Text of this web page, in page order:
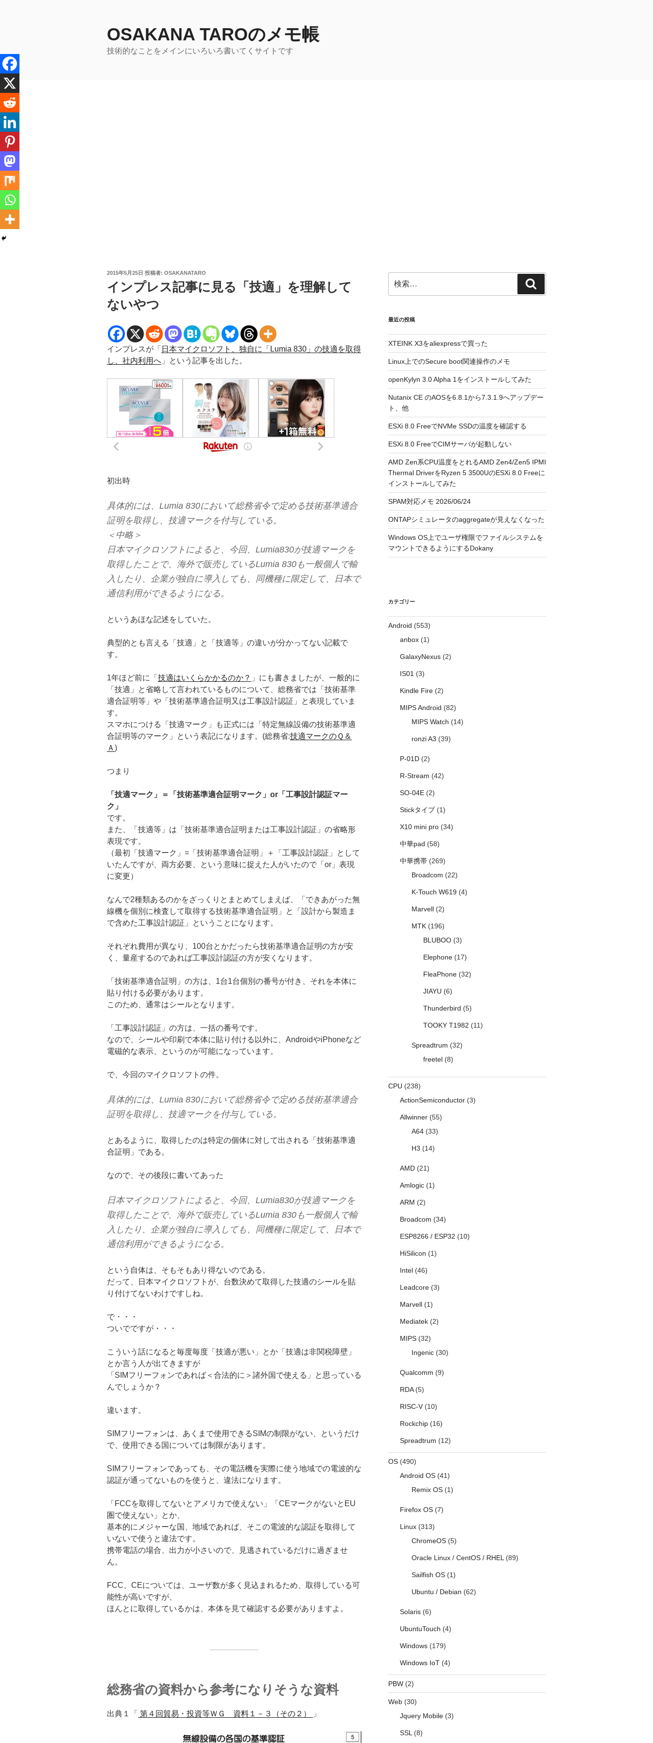
へ
ス
キ
プ
OSAKANA TAROのメモ帳
技術的なことをメインにいろいろ書いてくサイトです
投
日:
2015年5月25日 投稿者: OSAKANATARO
インプレス記事に見る「技適」を理解して
ないやつ
インプレスが「 日本マイクロソフト、独自に「Lumia 830」の技適を取得
し、社内利用へ 」という記事を出した。
初出時
具体的には、Lumia 830において総務省令で定める技術基準適合
証明を取得し、技適マークを付与している。
＜中略＞
日本マイクロソフトによると、今回、Lumia830が技適マークを
取得したことで、海外で販売しているLumia 830も一般個人で輸
入したり、企業が独自に導入しても、同機種に限定して、日本で
通信利用ができるようになる。
というあほな記述をしていた。
典型的とも言える「技適」と「技適等」の違いが分かってない記載で
す。
1年ほど前に「 技適はいくらかかるのか？ 」にも書きましたが、一般的に
「技適」と省略して言われているものについて、総務省では「技術基準
適合証明等」や「技術基準適合証明又は工事設計認証」と表現していま
す。
スマホにつける「技適マーク」も正式には「特定無線設備の技術基準適
合証明等のマーク」という表記になります。(総務省:技適マークのＱ＆
Ａ )
つまり
「技適マーク」＝「技術基準適合証明マーク」or「工事設計認証マー
ク」
です。
また、「技適等」は「技術基準適合証明または工事設計認証」の省略形
表現です。
（最初「技適マーク」=「技術基準適合証明」＋「工事設計認証」として
いたんですが、両方必要、という意味に捉えた人がいたので「or」表現
に変更）
なんで2種類あるのかをざっくりとまとめてしまえば、「できあがった無
線機を個別に検査して取得する技術基準適合証明」と「設計から製造ま
で含めた工事設計認証」ということになります。
それぞれ費用が異なり、100台とかだったら技術基準適合証明の方が安
く、量産するのであれば工事設計認証の方が安くなります。
「技術基準適合証明」の方は、1台1台個別の番号が付き、それを本体に
貼り付ける必要があります。
このため、通常はシールとなります。
「工事設計認証」の方は、一括の番号です。
なので、シールや印刷で本体に貼り付ける以外に、AndroidやiPhoneなど
電磁的な表示、というのが可能になっています。
で、今回のマイクロソフトの件。
具体的には、Lumia 830において総務省令で定める技術基準適合
証明を取得し、技適マークを付与している。
とあるように、取得したのは特定の個体に対して出される「技術基準適
合証明」である。
なので、その後段に書いてあった
日本マイクロソフトによると、今回、Lumia830が技適マークを
取得したことで、海外で販売しているLumia 830も一般個人で輸
入したり、企業が独自に導入しても、同機種に限定して、日本で
通信利用ができるようになる。
という自体は、そもそもあり得ないのである。
だって、日本マイクロソフトが、台数決めて取得した技適のシールを貼
り付けてないわけですしね。
で・・・
ついでですが・・・
こういう話になると毎度毎度「技適が悪い」とか「技適は非関税障壁」
とか言う人が出てきますが
「SIMフリーフォンであれば＜合法的に＞諸外国で使える」と思っている
んでしょうか？
違います。
SIMフリーフォンは、あくまで使用できるSIMの制限がない、というだけ
で、使用できる国については制限があります。
SIMフリーフォンであっても、その電話機を実際に使う地域での電波的な
認証が通ってないものを使うと、違法になります。
「FCCを取得してないとアメリカで使えない」「CEマークがないとEU
圏で使えない」とか、
基本的にメジャーな国、地域であれば、そこの電波的な認証を取得して
いないで使うと違法です。
携帯電話の場合、出力が小さいので、見逃されているだけに過ぎませ
ん。
FCC、CEについては、ユーザ数が多く見込まれるため、取得している可
能性が高いですが、
ほんとに取得しているかは、本体を見て確認する必要がありますよ。
総務省の資料から参考になりそうな資料
出典１「 第４回貿易・投資等ＷＧ 資料１－３（その２） 」
索:
索
最近の投稿
XTEINK X3をaliexpressで買った
Linux上でのSecure boot関連操作のメモ
openKylyn 3.0 Alpha 1をインストールしてみた
Nutanix CE のAOSを6.8.1から7.3.1.9へアップデー
ト、他
ESXi 8.0 FreeでNVMe SSDの温度を確認する
ESXi 8.0 FreeでCIMサーバが起動しない
AMD Zen系CPU温度をとれるAMD Zen4/Zen5 IPMI
Thermal DriverをRyzen 5 3500UのESXi 8.0 Freeに
インストールしてみた
SPAM対応メモ 2026/06/24
ONTAPシミュレータのaggregateが見えなくなった
Windows OS上でユーザ権限でファイルシステムを
マウントできるようにするDokany
カテゴリー
Android (553)
anbox(1)
GalaxyNexus(2)
IS01(3)
Kindle Fire(2)
MIPS Android (82)
MIPS Watch (14)
ronzi A3 (39)
P-01D(2)
R-Stream (42)
SO-04E(2)
Stickタイプ(1)
X10 mini pro(34)
中華pad (58)
中華携帯(269)
Broadcom (22)
K-Touch W619(4)
Marvell(2)
MTK(196)
BLUBOO(3)
Elephone(17)
FleaPhone(32)
JIAYU (6)
Thunderbird (5)
TOOKY T1982 (11)
Spreadtrum (32)
freetel(8)
CPU (238)
ActionSemiconductor(3)
Allwinner(55)
A64(33)
H3 (14)
AMD(21)
Amlogic(1)
ARM (2)
Broadcom (34)
ESP8266 / ESP32 (10)
HiSilicon (1)
Intel(46)
Leadcore(3)
Marvell(1)
Mediatek(2)
MIPS(32)
Ingenic(30)
Qualcomm (9)
RDA(5)
RISC-V(10)
Rockchip(16)
Spreadtrum (12)
OS(490)
Android OS(41)
Remix OS(1)
Firefox OS(7)
Linux(313)
ChromeOS(5)
Oracle Linux / CentOS / RHEL(89)
Sailfish OS(1)
Ubuntu / Debian (62)
Solaris(6)
UbuntuTouch (4)
Windows(179)
Windows IoT(4)
PBW(2)
Web(30)
Jquery Mobile(3)
SSL(8)